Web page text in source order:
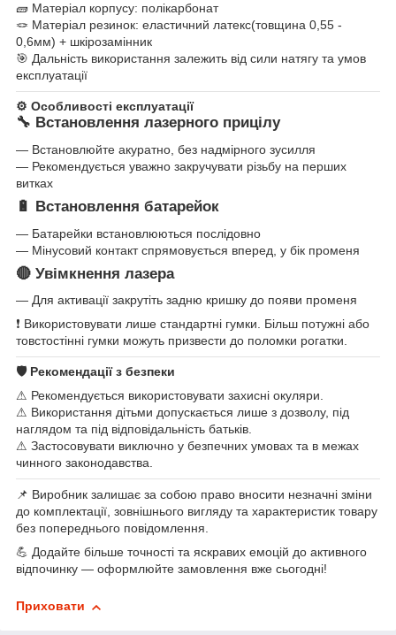
🧱 Матеріал корпусу: полікарбонат
🪢 Матеріал резинок: еластичний латекс(товщина 0,55 -
0,6мм) + шкірозамінник
🎯 Дальність використання залежить від сили натягу та умов
експлуатації
⚙ Особливості експлуатації
🔧 Встановлення лазерного прицілу
— Встановлюйте акуратно, без надмірного зусилля
— Рекомендується уважно закручувати різьбу на перших
витках
🔋 Встановлення батарейок
— Батарейки встановлюються послідовно
— Мінусовий контакт спрямовується вперед, у бік променя
🔴 Увімкнення лазера
— Для активації закрутіть задню кришку до появи променя
❗ Використовувати лише стандартні гумки. Більш потужні або
товстостінні гумки можуть призвести до поломки рогатки.
🛡 Рекомендації з безпеки
⚠ Рекомендується використовувати захисні окуляри.
⚠ Використання дітьми допускається лише з дозволу, під
наглядом та під відповідальність батьків.
⚠ Застосовувати виключно у безпечних умовах та в межах
чинного законодавства.
📌 Виробник залишає за собою право вносити незначні зміни
до комплектації, зовнішнього вигляду та характеристик товару
без попереднього повідомлення.
💪 Додайте більше точності та яскравих емоцій до активного
відпочинку — оформлюйте замовлення вже сьогодні!
Приховати